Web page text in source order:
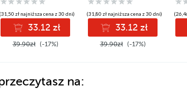
(31,50 zł najniższa cena z 30 dni)
33.12 zł
39.90zł (-17%)
(31,80 zł najniższa cena z 30 dni)
33.12 zł
39.90zł (-17%)
na: